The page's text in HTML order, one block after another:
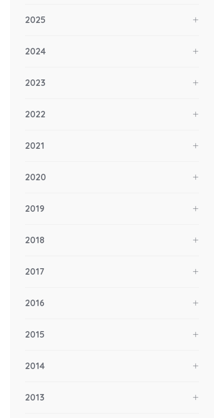
2025
2024
2023
2022
2021
2020
2019
2018
2017
2016
2015
2014
2013